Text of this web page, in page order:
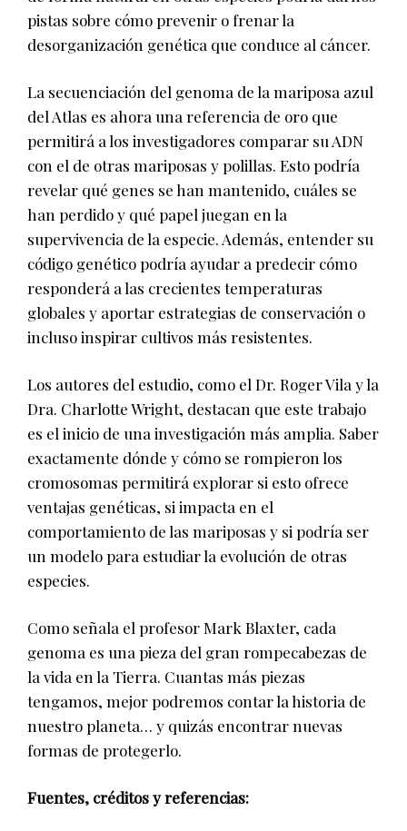
pistas sobre cómo prevenir o frenar la
desorganización genética que conduce al cáncer.
La secuenciación del genoma de la mariposa azul
del Atlas es ahora una referencia de oro que
permitirá a los investigadores comparar su ADN
con el de otras mariposas y polillas. Esto podría
revelar qué genes se han mantenido, cuáles se
han perdido y qué papel juegan en la
supervivencia de la especie. Además, entender su
código genético podría ayudar a predecir cómo
responderá a las crecientes temperaturas
globales y aportar estrategias de conservación o
incluso inspirar cultivos más resistentes.
Los autores del estudio, como el Dr. Roger Vila y la
Dra. Charlotte Wright, destacan que este trabajo
es el inicio de una investigación más amplia. Saber
exactamente dónde y cómo se rompieron los
cromosomas permitirá explorar si esto ofrece
ventajas genéticas, si impacta en el
comportamiento de las mariposas y si podría ser
un modelo para estudiar la evolución de otras
especies.
Como señala el profesor Mark Blaxter, cada
genoma es una pieza del gran rompecabezas de
la vida en la Tierra. Cuantas más piezas
tengamos, mejor podremos contar la historia de
nuestro planeta… y quizás encontrar nuevas
formas de protegerlo.
Fuentes, créditos y referencias: